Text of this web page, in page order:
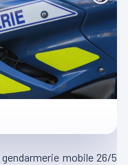
mobile 26/5